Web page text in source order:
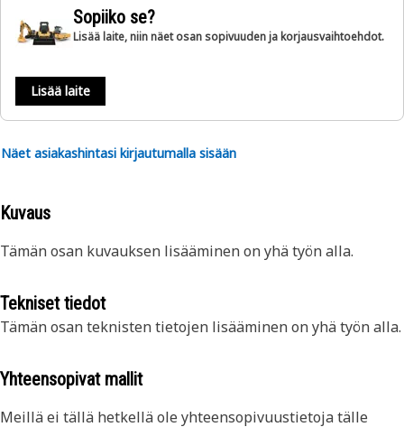
Sopiiko se?
Lisää laite, niin näet osan sopivuuden ja korjausvaihtoehdot.
Lisää laite
Näet asiakashintasi kirjautumalla sisään
Kuvaus
Tämän osan kuvauksen lisääminen on yhä työn alla.
Tekniset tiedot
Tämän osan teknisten tietojen lisääminen on yhä työn alla.
Yhteensopivat mallit
Meillä ei tällä hetkellä ole yhteensopivuustietoja tälle